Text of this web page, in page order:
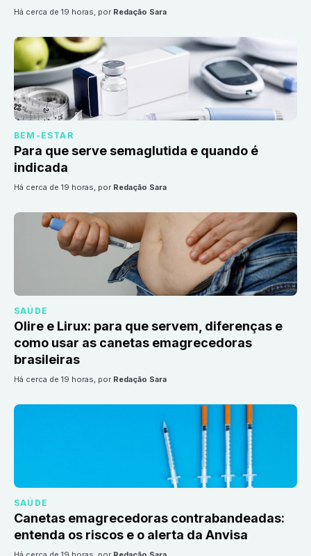
há cerca de 19 horas, por Redação Sara
BEM-ESTAR
Para que serve semaglutida e quando é
indicada
há cerca de 19 horas, por Redação Sara
SAÚDE
Olire e Lirux: para que servem, diferenças e
como usar as canetas emagrecedoras
brasileiras
há cerca de 19 horas, por Redação Sara
SAÚDE
Canetas emagrecedoras contrabandeadas:
entenda os riscos e o alerta da Anvisa